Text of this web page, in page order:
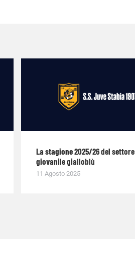
La stagione 2025/26 del settore
giovanile gialloblù
11 Agosto 2025